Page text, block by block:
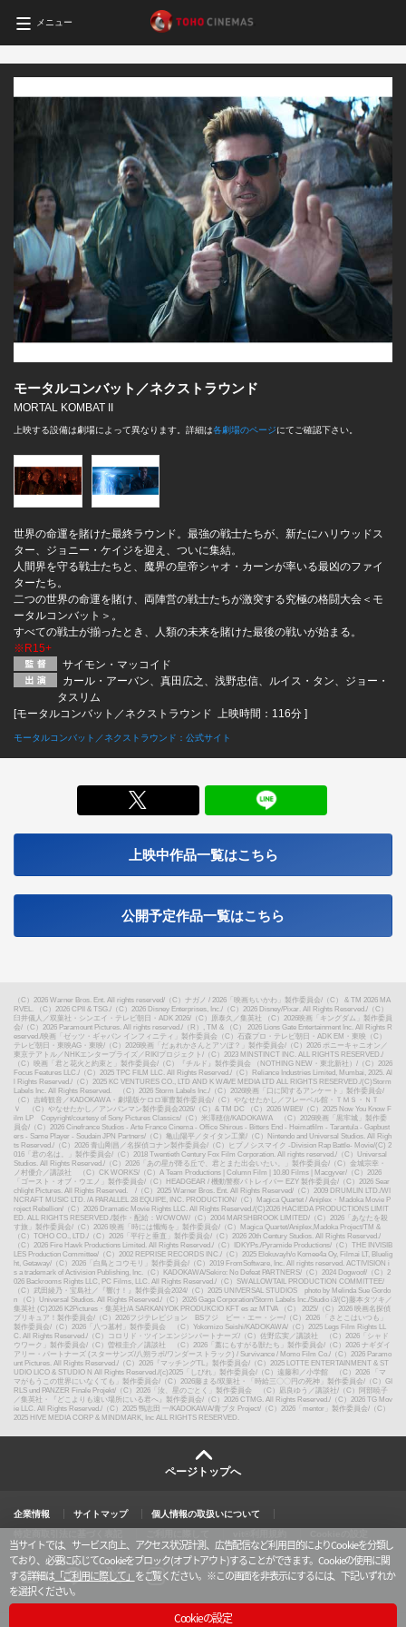
メニュー
モータルコンバット／ネクストラウンド
MORTAL KOMBAT II
上映する設備は劇場によって異なります。詳細は各劇場のページにてご確認下さい。
世界の命運を賭けた最終ラウンド。最強の戦士たちが、新たにハリウッドス
ター、ジョニー・ケイジを迎え、ついに集結。
人間界を守る戦士たちと、魔界の皇帝シャオ・カーンが率いる最凶のファイ
ターたち。
二つの世界の命運を賭け、両陣営の戦士たちが激突する究極の格闘大会＜モ
ータルコンバット＞。
すべての戦士が揃ったとき、人類の未来を賭けた最後の戦いが始まる。
※R15+
サイモン・マッコイド
カール・アーバン、真田広之、浅野忠信、ルイス・タン、ジョー・
タスリム
[モータルコンバット／ネクストラウンド 上映時間：116分 ]
モータルコンバット／ネクストラウンド：公式サイト
上映中作品一覧はこちら
公開予定作品一覧はこちら
（C）2026 Warner Bros. Ent. All rights reserved/ （C）ナガノ / 2026「映画ちいかわ」製作委員会/ （C） & TM 2026 MA
RVEL. （C）2026 CPII & TSG./ （C）2026 Disney Enterprises, Inc./ （C）2026 Disney/Pixar. All Rights Reserved./ （C）
臼井儀人／双葉社・シンエイ・テレビ朝日・ADK 2026/ （C）原泰久／集英社 （C）2026映画「キングダム」製作委員
会/ （C）2026 Paramount Pictures. All rights reserved./ （R）, TM & （C） 2026 Lions Gate Entertainment Inc. All Rights R
eserved./映画「ゼッツ・ギャバン インフィニティ」製作委員会（C）石森プロ・テレビ朝日・ADK EM・東映（C）
テレビ朝日・東映AG・東映/ （C）2026映画「だぁれかさんとアソぼ？」製作委員会/ （C）2026 ポニーキャニオン／
東京テアトル／NHKエンタープライズ／RIKIプロジェクト / （C）2023 MINSTINCT INC. ALL RIGHTS RESERVED./
（C）映画「君と花火と約束と」製作委員会/ （C）『チルド』製作委員会 （NOTHING NEW・東北新社） / （C）2026
Focus Features LLC./ （C）2025 TPC FILM LLC. All Rights Reserved./ （C）Reliance Industries Limited, Mumbai, 2025. Al
l Rights Reserved./ （C）2025 KC VENTURES CO., LTD AND K WAVE MEDIA LTD ALL RIGHTS RESERVED./(C)Storm
Labels Inc. All Rights Reserved. （C）2026 Storm Labels Inc./ （C）2026映画「口に関するアンケート」製作委員会/
（C）吉崎観音／KADOKAWA・劇場版ケロロ軍曹製作委員会/ （C）やなせたかし／フレーベル館・ＴＭＳ・ＮＴ
Ｖ （C）やなせたかし／アンパンマン製作委員会2026/ （C）& TM DC （C）2026 WBEI / （C）2025 Now You Know F
ilm LP Copyright/courtesy of Sony Pictures Classics/ （C）米澤穂信/KADOKAWA （C）2026映画「黒牢城」製作委
員会/ （C）2026 Cinefrance Studios - Arte France Cinema - Office Shirous - Bitters End - Heimatfilm - Tarantula - Gapbust
ers - Same Player - Soudain JPN Partners/ （C）亀山陽平／タイタン工業 / （C）Nintendo and Universal Studios. All Righ
ts Reserved./ （C）2026 青山剛昌／名探偵コナン製作委員会/ （C）ヒプノシスマイク -Division Rap Battle- Movie/(C) 2
016「君の名は。」製作委員会/ （C）2018 Twentieth Century Fox Film Corporation. All rights reserved./ （C）Universal
Studios. All Rights Reserved./ （C）2026「あの星が降る丘で、君とまた出会いたい。」製作委員会/ （C）金城宗幸・
ノ村優介／講談社 （C）CK WORKS/ （C）A Team Productions | Column Film | 10.80 Films | Macgyver/ （C）2026
「ゴースト・オブ・ウエノ」製作委員会/ （C）HEADGEAR / 機動警察パトレイバー EZY 製作委員会/ （C）2026 Sear
chlight Pictures. All Rights Reserved. / （C）2025 Warner Bros. Ent. All Rights Reserved/ （C）2009 DRUMLIN LTD./WI
NCRAFT MUSIC LTD. /A PARALLEL 28 EQUIPE, INC. PRODUCTION/ （C）Magica Quartet / Aniplex・Madoka Movie P
roject Rebellion/ （C）2026 Dramatic Movie Rights LLC. All Rights Reserved./(C)2026 HACIEDA PRODUCTIONS LIMIT
ED. ALL RIGHTS RESERVED./製作・配給：WOWOW/ （C）2004 MARSHBROOK LIMITED/ （C）2026「あなたを殺
す旅」製作委員会/ （C）2026 映画「時には懺悔を」製作委員会/ （C）Magica Quartet/Aniplex,Madoka Project/TM &
（C）TOHO CO., LTD./ （C）2026「平行と垂直」製作委員会/ （C）2026 20th Century Studios. All Rights Reserved./
（C）2026 Fire Hawk Productions Limited. All Rights Reserved./ （C）IDKYPs./Pyramide Productions/ （C）THE INVISIB
LES Production Committee/ （C）2002 REPRISE RECORDS INC./ （C）2025 Elokuvayh/o Komee4a Oy, Filmai LT, Bluelig
ht, Getaway/ （C）2026「白鳥とコウモリ」製作委員会/ （C）2019 FromSoftware, Inc. All rights reserved. ACTIVISION i
s a trademark of Activision Publishing, Inc.（C）KADOKAWA/Sekiro: No Defeat PARTNERS/ （C）2024 Dogwoof/ （C）2
026 Backrooms Rights LLC, PC Films, LLC. All Rights Reserved./ （C）SWALLOWTAIL PRODUCTION COMMITTEE/
（C）武田綾乃・宝島社／『響け！』製作委員会2024/ （C）2025 UNIVERSAL STUDIOS photo by Melinda Sue Gordo
n （C）Universal Studios. All Rights Reserved./ （C）2026 Gaga Corporation/Storm Labels Inc./Studio i3/(C)藤本タツキ／
集英社 (C)2026 K2Pictures・集英社/A SARKANYOK PRODUKCIO KFT es az MTVA （C） 2025/ （C）2026 映画名探偵
プリキュア！製作委員会/ （C）2026フジテレビジョン BSフジ ビー・エー・シー/ （C）2026 「さとこはいつも」
製作委員会/ （C）2026「八つ墓村」製作委員会 （C）Yokomizo Seishi/KADOKAWA/ （C）2025 Legs Film Rights LL
C. All Rights Reserved./ （C）コロリド・ツインエンジンパートナーズ/ （C）佐野広実／講談社 （C）2026「シャド
ウワーク」製作委員会/ （C）曽根圭介／講談社 （C）2026「藁にもすがる獣たち」製作委員会/ （C）2026 ナギダイ
アリー・パートナーズ (スターサンズ/八朔ラボ/ワンダーストラック) / Survivance / Momo Film Co./ （C）2026 Paramo
unt Pictures. All Rights Reserved./ （C）2026『マッチングTL』製作委員会/ （C）2025 LOTTE ENTERTAINMENT & ST
UDIO LICO & STUDIO N All Rights Reserved./(c)2025「しびれ」製作委員会/ （C）遠藤和／小学館 （C）2026 「マ
マがもうこの世界にいなくても」製作委員会/ （C）2026藤まる/双葉社・「時給三〇〇円の死神」製作委員会/ （C）GI
RLS und PANZER Finale Projekt/ （C）2026「汝、星のごとく」製作委員会 （C）凪良ゆう／講談社/ （C）阿部暁子
／集英社・『どこよりも遠い場所にいる君へ』製作委員会/ （C）2026 CTMG. All Rights Reserved./ （C）2026 TG Mov
ie LLC. All Rights Reserved./ （C）2025 鴨志田 一/KADOKAWA/青ブタ Project/ （C）2026「mentor」製作委員会/ （C）
2025 HIVE MEDIA CORP & MINDMARK, Inc ALL RIGHTS RESERVED.
ページトップへ
企業情報 サイトマップ
個人情報の取扱いについて
y
l
当サイトでは、サービス向上、アクセス状況計測、広告配信など利用目的によりCookieを分類し
ており、必要に応じてCookieをブロック(オプトアウト)することができます。Cookieの使用に関
する詳細は「ご利用に際して」 をご覧ください。 ※この画面を非表示にするには、下記いずれか
を選択ください。
Cookieの設定